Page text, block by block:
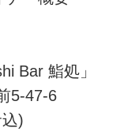
Bar 鮨処」
5-47-6
)